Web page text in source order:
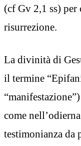
(cf Gv 2,1 ss) per
risurrezione.
La divinità di
il termine
come
testimonianza da